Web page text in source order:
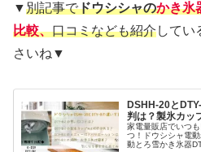
▼別記事でドウシシャのかき氷
比較、口コミなども紹介してい
さいね▼
DSHH-20と
判は？製氷カッ
家電量販店でいつ
つ！ドウシシャ電
動とろ雪かき氷器